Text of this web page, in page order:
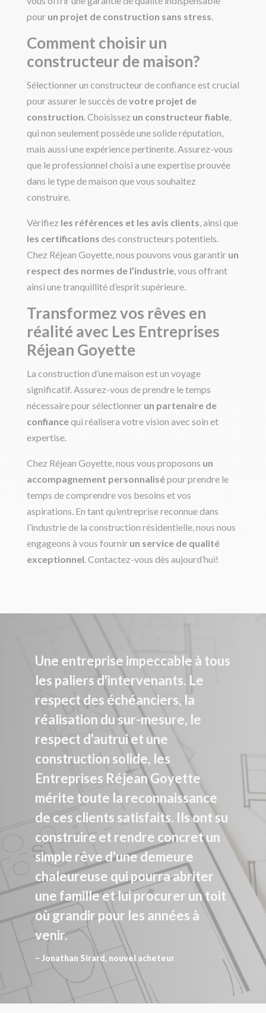
pourun projet de construction sans stress
Comment choisir un
constructeur de maison?
Sélectionner un constructeur de confiance est crucial
pour assurer le succès devotre projet de
construction . Choisissez un constructeur fiable,
qui non seulement possède une solide réputation,
mais aussi une expérience pertinente. Assurez-vous
que le professionnel choisi a une expertise prouvée
dans le type de maison que vous souhaitez
construire.
Vérifiez les références et les avis clients , ainsi que
les certifications des constructeurs potentiels.
Chez Réjean Goyette, nous pouvons vous garantir un
respect des normes de l’industrie, vous offrant
ainsi une tranquillité d’esprit supérieure.
Transformez vos rêves en
réalité avec Les Entreprises
Réjean Goyette
La construction d’une maison est un voyage
significatif. Assurez-vous de prendre le temps
nécessaire pour sélectionner un partenaire de
confiancequi réalisera votre vision avec soin et
expertise.
Chez Réjean Goyette, nous vous proposons un
accompagnement personnalisépour prendre le
temps de comprendre vos besoins et vos
aspirations. En tant qu’entreprise reconnue dans
l’industrie de la construction résidentielle, nous nous
engageons à vous fournir un service de qualité
exceptionnel . Contactez-vous dès aujourd’hui!
Une entreprise impeccable à tous
les paliers d'intervenants. Le
respect des échéanciers, la
réalisation du sur-mesure, le
respect d'autrui et une
construction solide, les
Entreprises Réjean Goyette
mérite toute la reconnaissance
de ces clients satisfaits. Ils ont su
construire et rendre concret un
simple rêve d'une demeure
chaleureuse qui pourra abriter
une famille et lui procurer un toit
où grandir pour les années à
venir.
– Jonathan Sirard, nouvel acheteur